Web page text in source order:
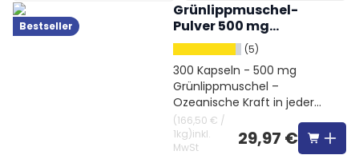
Bestseller
Grünlippmuschel-
Pulver 500 mg
hochdosiert
(5)
300 Kapseln - 500 mg
Grünlippmuschel –
Ozeanische Kraft in jeder
Kapsel
(166,50 € /
1kg)inkl.
MwSt
29,97 €